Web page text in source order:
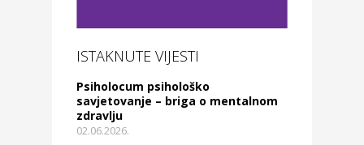
ISTAKNUTE VIJESTI
Psiholocum psihološko
savjetovanje – briga o mentalnom
zdravlju
02.06.2026.